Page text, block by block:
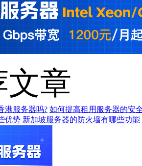
文章
港服务器吗? 如何提高租用服务器的安
优势 新加坡服务器的防火墙有哪些功能